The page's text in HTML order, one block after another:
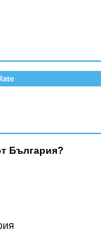
България?